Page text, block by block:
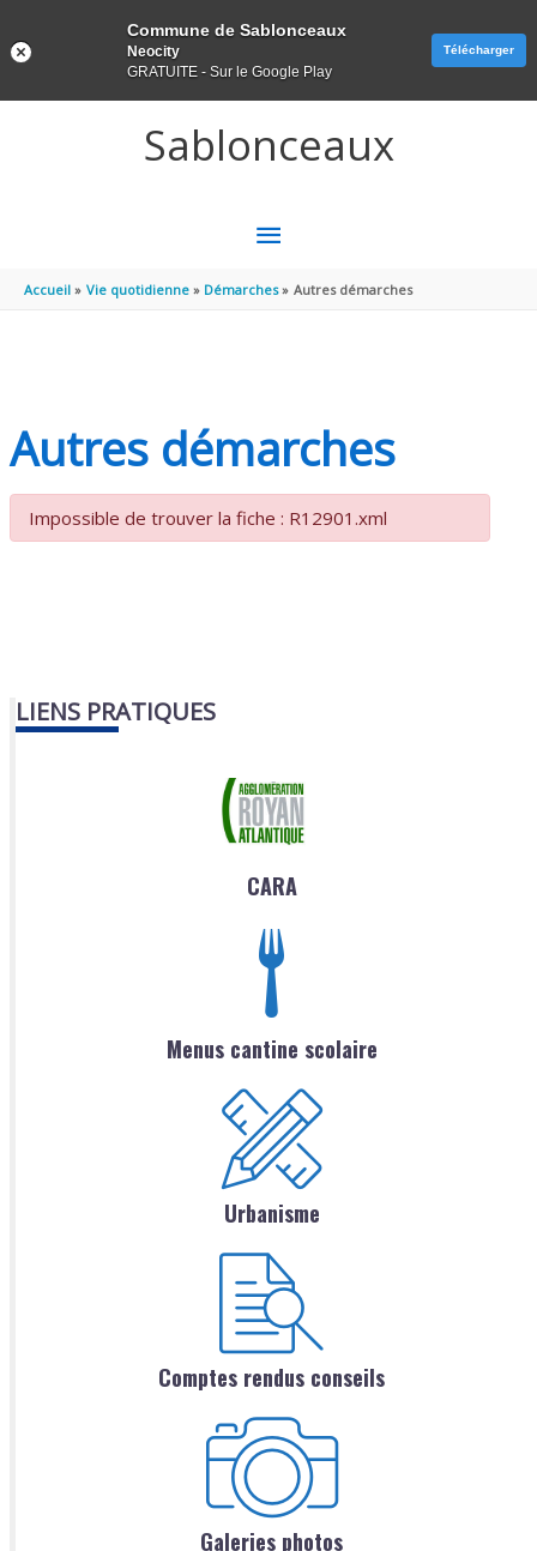
Sablonceaux
MENU
PRINCIPAL
Accueil Vie quotidienne Démarches Autres démarches
Autres démarches
Impossible de trouver la fiche : R12901.xml
LIENS PRATIQUES
CARA
Menus cantine scolaire
Urbanisme
Comptes rendus conseils
Galeries photos
Commune de Sablonceaux
Neocity
GRATUITE - Sur le Google Play
Télécharger